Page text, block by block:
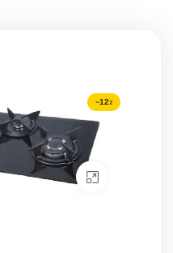
-12%
Click to enlarge